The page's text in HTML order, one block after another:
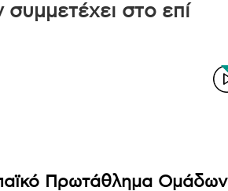
στο επί
Πρωτάθλημα Ομάδων